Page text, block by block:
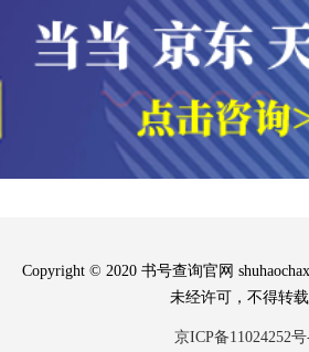
Copyright © 2020 书号查询官网
未经许可，不得转载
京ICP备11024252